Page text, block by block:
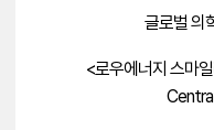
글로벌 의
<로우에너지 스마